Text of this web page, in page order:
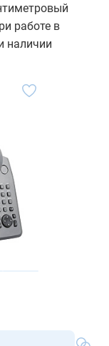
работе в
наличии